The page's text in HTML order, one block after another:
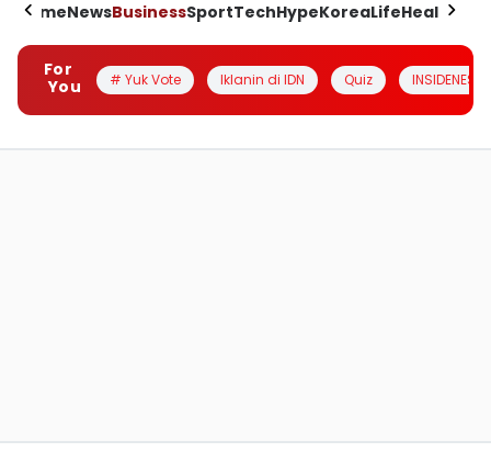
HomeNewsBusinessSportTechHypeKoreaLifeHealth
For
You
# Yuk Vote Iklanin di IDN Quiz INSIDENESIA